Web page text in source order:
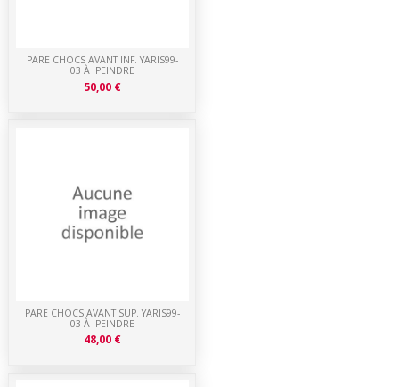
PARE CHOCS AVANT SUP. YARIS99-
03 À PEINDRE
48,00 €
PARE CHOCS AVANT INF. YARIS99-
03 À PEINDRE
50,00 €